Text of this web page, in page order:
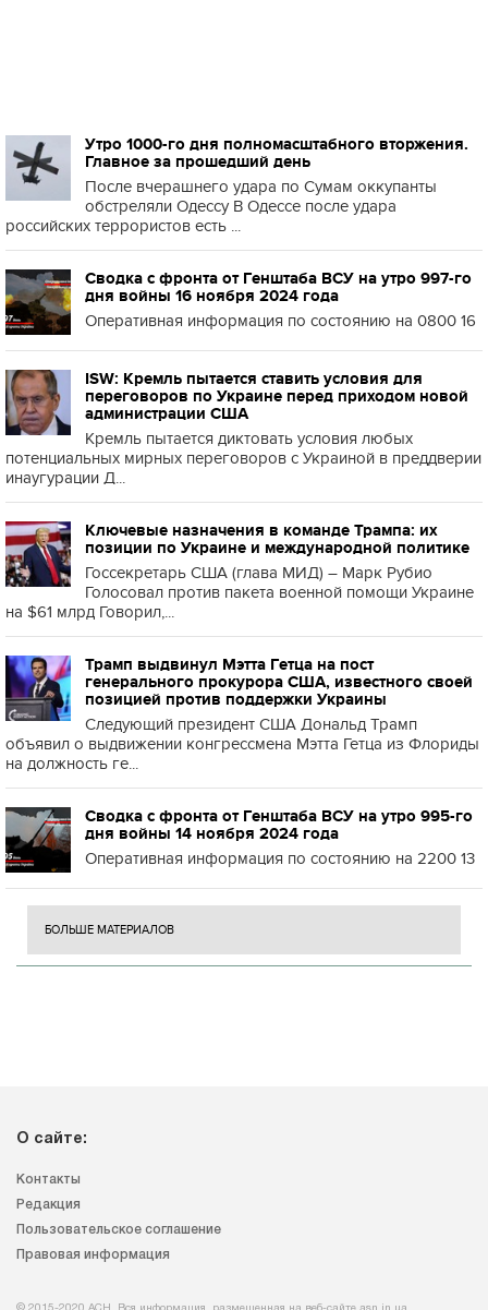
Утро 1000-го дня полномасштабного вторжения.
Главное за прошедший день
После вчерашнего удара по Сумам оккупанты
обстреляли Одессу В Одессе после удара
российских террористов есть ...
Сводка с фронта от Генштаба ВСУ на утро 997-го
дня войны 16 ноября 2024 года
Оперативная информация по состоянию на 0800 16
ISW: Кремль пытается ставить условия для
переговоров по Украине перед приходом новой
администрации США
Кремль пытается диктовать условия любых
потенциальных мирных переговоров с Украиной в преддверии
инаугурации Д...
Ключевые назначения в команде Трампа: их
позиции по Украине и международной политике
Госсекретарь США (глава МИД) – Марк Рубио
Голосовал против пакета военной помощи Украине
на $61 млрд Говорил,...
Трамп выдвинул Мэтта Гетца на пост
генерального прокурора США, известного своей
позицией против поддержки Украины
Следующий президент США Дональд Трамп
объявил о выдвижении конгрессмена Мэтта Гетца из Флориды
на должность ге...
Сводка с фронта от Генштаба ВСУ на утро 995-го
дня войны 14 ноября 2024 года
Оперативная информация по состоянию на 2200 13
БОЛЬШЕ МАТЕРИАЛОВ
О сайте:
Контакты
Редакция
Пользовательское соглашение
Правовая информация